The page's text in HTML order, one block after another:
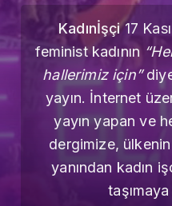
Kadınİşçi17
feminist kadının
hallerimiz için”
yayın. İnternet
yayın yapan ve
dergimize,
yanından kadın
taşımaya